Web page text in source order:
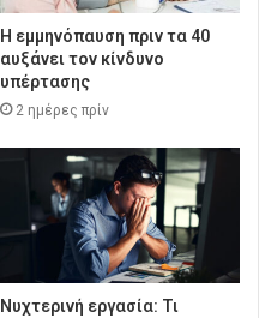
Η εμμηνόπαυση πριν τα 40
αυξάνει τον κίνδυνο
υπέρτασης
2 ημέρες πρίν
Νυχτερινή εργασία: Τι